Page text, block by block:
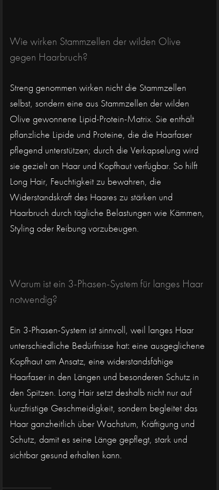
Wie wirken Stammzellen der wilden Olive
gegen Haarbruch?
Streng genommen wirken nicht die Stammzellen
selbst, sondern eine aus Stammzellen der wilden
Olive gewonnene Lipid-Protein-Matrix. Sie enthält
pflanzliche Lipide und Proteine, die die Haarfaser
pflegend unterstützen; durch die Verkapselung wird
sie gezielt an Haar und Kopfhaut verfügbar. So hilft
Long Hair, Feuchtigkeit zu bewahren, die
Widerstandskraft des Haares zu stärken und
Haarbruch durch tägliche Belastungen wie Kämmen,
Styling oder Reibung vorzubeugen.
Warum ist ein 3-Phasen-System für langes Haar
notwendig?
Ein 3-Phasen-System ist sinnvoll, weil langes Haar
unterschiedliche Bedürfnisse hat: eine ausgeglichene
Kopfhaut am Ansatz, eine widerstandsfähige
Haarfaser in den Längen und besonderen Schutz in
den Spitzen. Long Hair setzt deshalb nicht nur auf
kurzfristige Geschmeidigkeit, sondern begleitet das
Haar ganzheitlich über Wachstum, Kräftigung und
Schutz, damit es seine Länge gepflegt, stark und
sichtbar gesund erhalten kann.